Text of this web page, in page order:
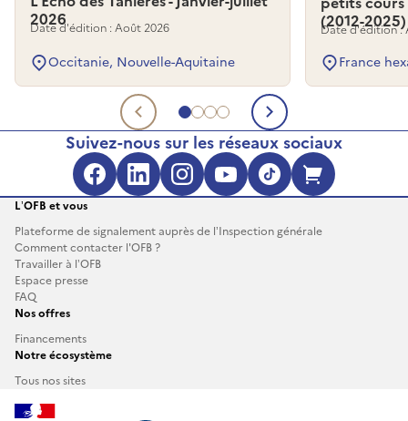
Aller au document 1
Aller au document 2
Aller au document 3
Aller au document 4
2026
Date d'édition : Août 2026
Occitanie, Nouvelle-Aquitaine
(2012-2025)
Date d'édition :
France
Document précédent
Document
Suivez-nous sur les réseaux sociaux
Facebook (s'ouvre dans une
LinkedIn (s'ouvre dans
Instagram (s'ouvre
YouTube
TikTok
L’OFB et vous
Plateforme de signalement auprès de l’Inspection générale
Comment contacter l'OFB ?
Travailler à l’OFB
Espace presse
FAQ
Nos offres
Financements
Notre écosystème
Tous nos sites